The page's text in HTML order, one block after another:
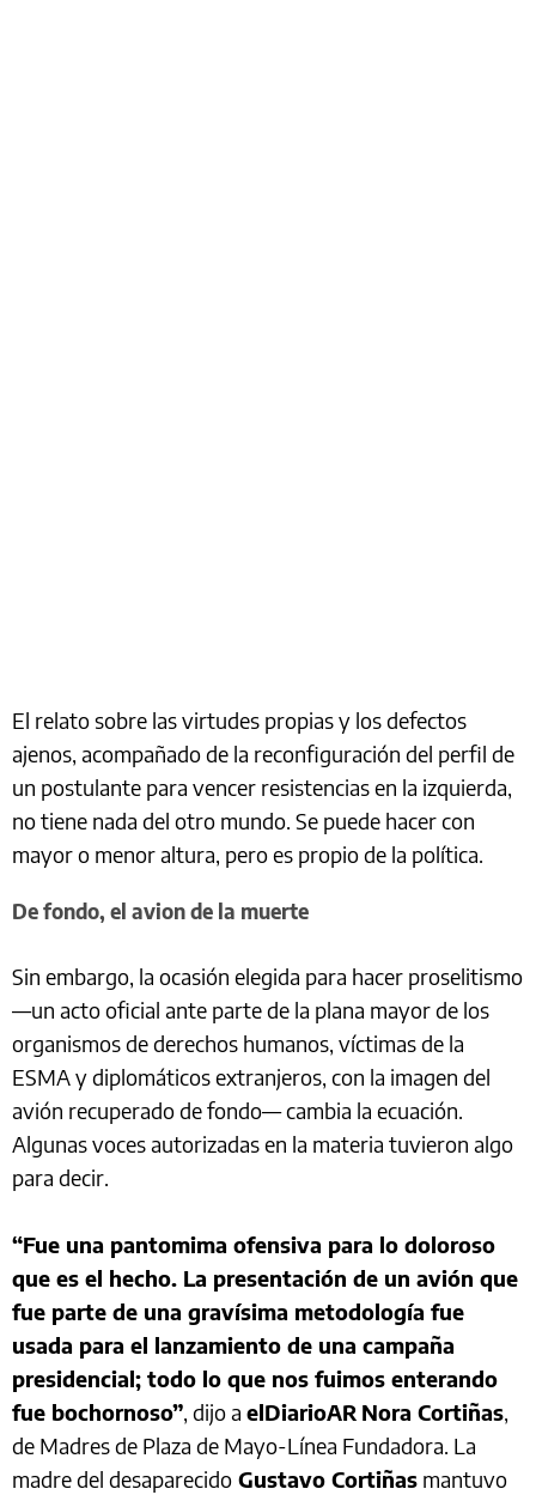
El relato sobre las virtudes propias y los defectos
ajenos, acompañado de la reconfiguración del perfil de
un postulante para vencer resistencias en la izquierda,
no tiene nada del otro mundo. Se puede hacer con
mayor o menor altura, pero es propio de la política.
De fondo, el avion de la muerte
Sin embargo, la ocasión elegida para hacer proselitismo
—un acto oficial ante parte de la plana mayor de los
organismos de derechos humanos, víctimas de la
ESMA y diplomáticos extranjeros, con la imagen del
avión recuperado de fondo— cambia la ecuación.
Algunas voces autorizadas en la materia tuvieron algo
para decir.
“Fue una pantomima ofensiva para lo doloroso
que es el hecho. La presentación de un avión que
fue parte de una gravísima metodología fue
usada para el lanzamiento de una campaña
presidencial; todo lo que nos fuimos enterando
fue bochornoso”, dijo a elDiarioAR Nora Cortiñas,
de Madres de Plaza de Mayo-Línea Fundadora. La
madre del desaparecido Gustavo Cortiñas mantuvo